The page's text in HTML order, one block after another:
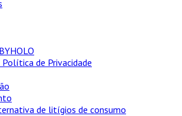
Política de Privacidade
de litígios de consumo